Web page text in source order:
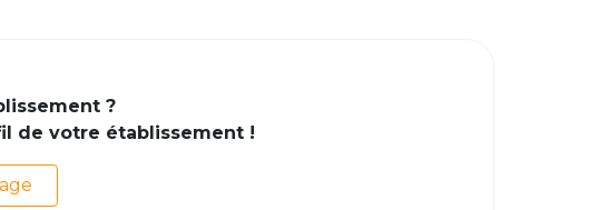
?
de votre établissement !